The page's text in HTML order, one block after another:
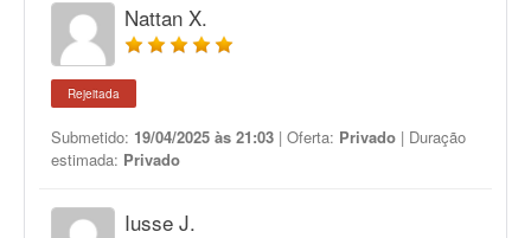
Nattan X.
Rejeitada
Submetido: 19/04/2025 às 21:03 | Oferta: Privado | Duração
estimada: Privado
Iusse J.